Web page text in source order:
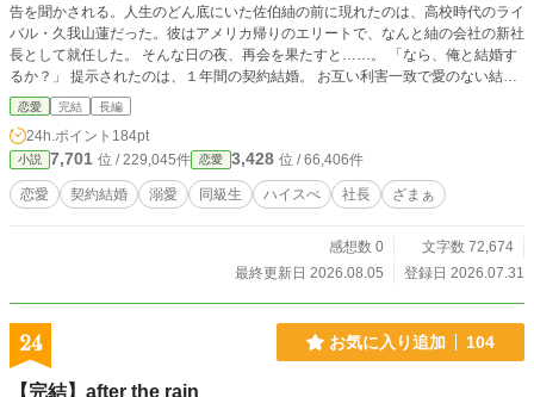
告を聞かされる。人生のどん底にいた佐伯紬の前に現れたのは、高校時代のライ
バル・久我山蓮だった。彼はアメリカ帰りのエリートで、なんと紬の会社の新社
長として就任した。 そんな日の夜、再会を果たすと……。 「なら、俺と結婚す
るか？」 提示されたのは、１年間の契約結婚。 お互い利害一致で愛のない結婚
だと思っていたのに、始まった新婚生活は予想外に甘々で……。 待って、この
生活めちゃくちゃ幸せかも♡ 離婚する理由が見つからない！幸せすぎる生活。
しかしそんな契約結婚にも終わりがやってきて……。 ああ、そうか私……蓮の
こと好きになっちゃったんだ。
恋愛 完結 長編
24h.ポイント 184pt
小説 7,701 位 / 229,045件 恋愛 3,428 位 / 66,406件
恋愛 契約結婚 溺愛 同級生 ハイスぺ 社長 ざまぁ
感想数 0
文字数 72,674
最終更新日 2026.08.05
登録日 2026.07.31
24 お気に入り追加 104
【完結】after the rain